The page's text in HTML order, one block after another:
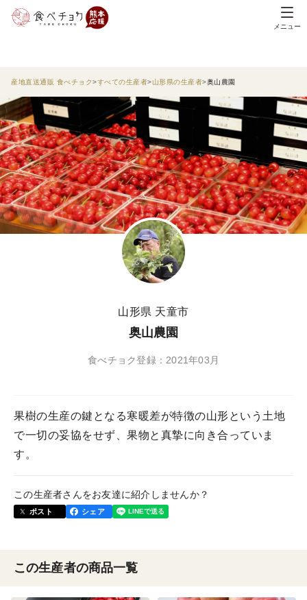
メニュー
産地直送通販 食べチョク すべての生産者 山形県の生産者 奥山農園
山形県 天童市
奥山農園
食べチョク登録：2021年03月
果樹の生産の鍵となる寒暖差が特徴の山形という土地
で一切の妥協をせず、果物と真摯に向き合っていま
す。
この生産者さんをお友達に紹介しませんか？
ポスト シェア
この生産者の商品一覧